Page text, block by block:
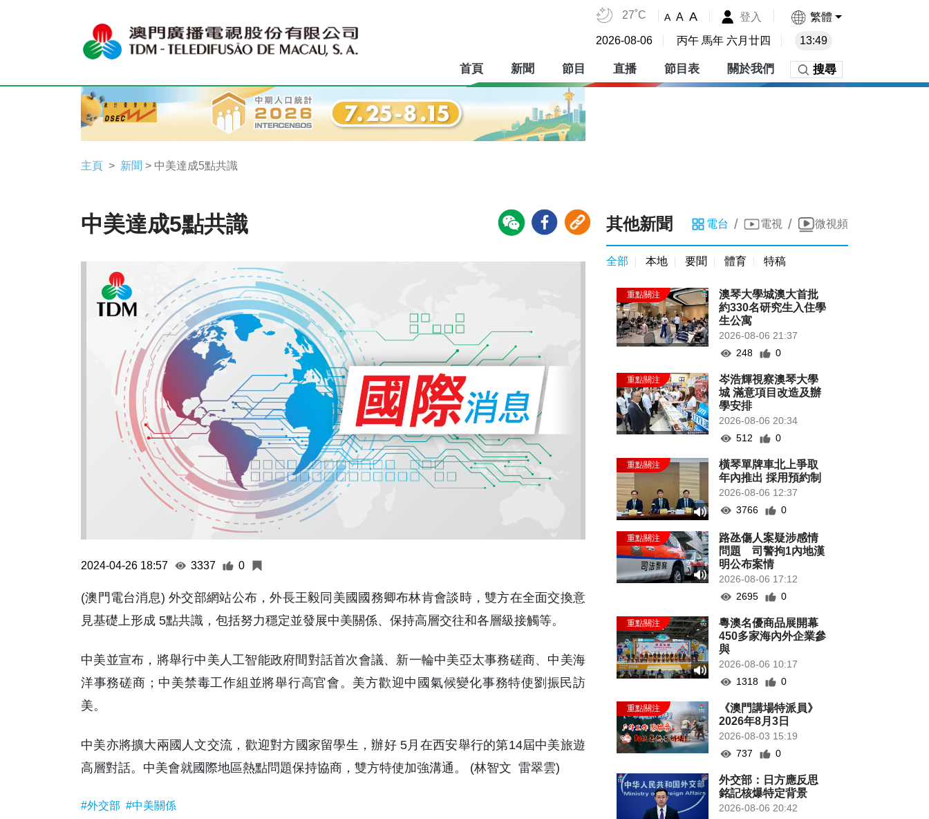
27˚C A A A 登入 繁體
2026-08-06 丙午 馬年 六月廿四 13:49
首頁 新聞 節目 直播 節目表 關於我們 搜尋
主頁 新聞 > 中美達成5點共識
中美達成5點共識
2024-04-26 18:57 3337 0
(澳門電台消息) 外交部網站公布，外長王毅同美國國務卿布林肯會談時，雙方在全面交換意
見基礎上形成 5點共識，包括努力穩定並發展中美關係、保持高層交往和各層級接觸等。
中美並宣布，將舉行中美人工智能政府間對話首次會議、新一輪中美亞太事務磋商、中美海
洋事務磋商；中美禁毒工作組並將舉行高官會。美方歡迎中國氣候變化事務特使劉振民訪
美。
中美亦將擴大兩國人文交流，歡迎對方國家留學生，辦好 5月在西安舉行的第14屆中美旅遊
高層對話。中美會就國際地區熱點問題保持協商，雙方特使加強溝通。 (林智文 雷翠雲)
#外交部 #中美關係
其他新聞 電台 / 電視 / 微視頻
全部 本地 要聞 體育 特稿
澳琴大學城澳大首批
約330名研究生入住學
生公寓
2026-08-06 21:37
248
0
岑浩輝視察澳琴大學
城 滿意項目改造及辦
學安排
2026-08-06 20:34
512
0
橫琴單牌車北上爭取
年內推出 採用預約制
2026-08-06 12:37
3766
0
路氹傷人案疑涉感情
問題 司警拘1內地漢
明公布案情
2026-08-06 17:12
2695
0
粵澳名優商品展開幕
450多家海內外企業參
與
2026-08-06 10:17
1318
0
《澳門講場特派員》
2026年8月3日
2026-08-03 15:19
737
0
外交部：日方應反思
銘記核爆特定背景
2026-08-06 20:42